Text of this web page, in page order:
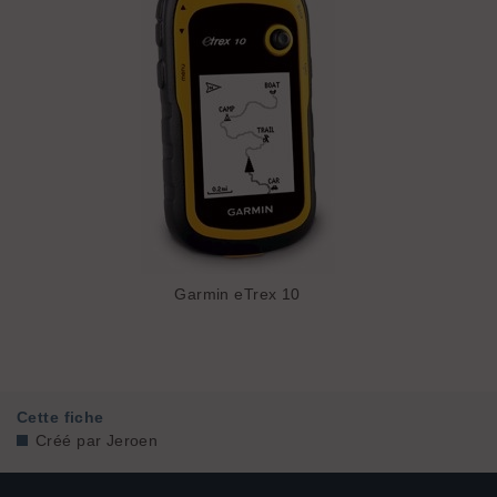
Garmin eTrex 10
Cette fiche
Créé par Jeroen